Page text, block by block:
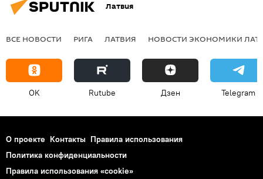
Латвия
ВСЕ НОВОСТИ РИГА ЛАТВИЯ НОВОСТИ ЭКОНОМИКИ
OK Rutube Дзен Telegram
О проекте Контакты Правила использования
Политика конфиденциальности
Правила использования «cookie»